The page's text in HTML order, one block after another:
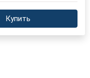
Купить